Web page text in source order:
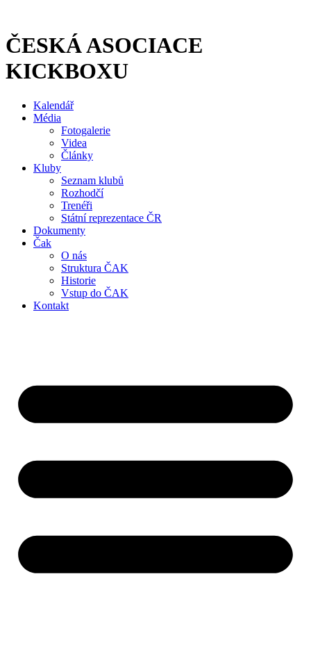
obsahu
ČESKÁ ASOCIACE
KICKBOXU
Kalendář
Média
Fotogalerie
Videa
Články
Kluby
Seznam klubů
Rozhodčí
Trenéři
Státní reprezentace ČR
Dokumenty
Čak
O nás
Struktura ČAK
Historie
Vstup do ČAK
Kontakt